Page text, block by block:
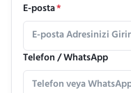
E-posta*
Telefon / WhatsApp